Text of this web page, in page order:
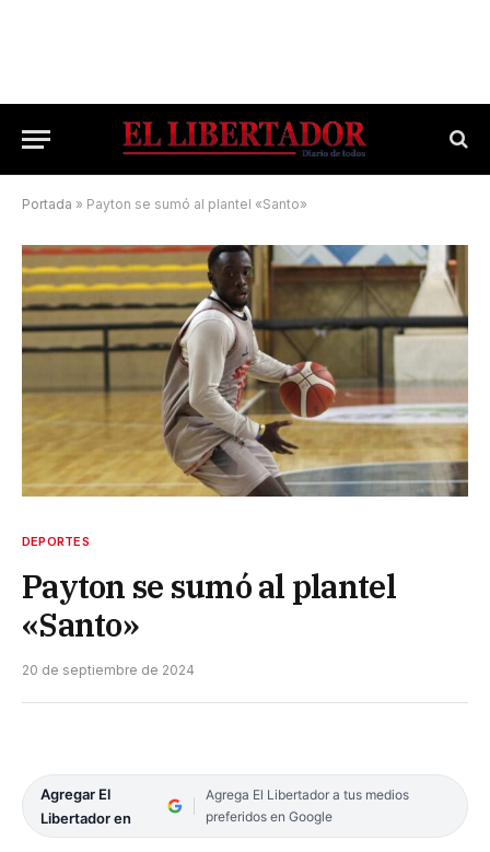
Portada » Payton se sumó al plantel «Santo»
DEPORTES
Payton se sumó al plantel
«Santo»
20 de septiembre de 2024
Agregar El
Libertador en
Agrega El Libertador a tus medios
preferidos en Google